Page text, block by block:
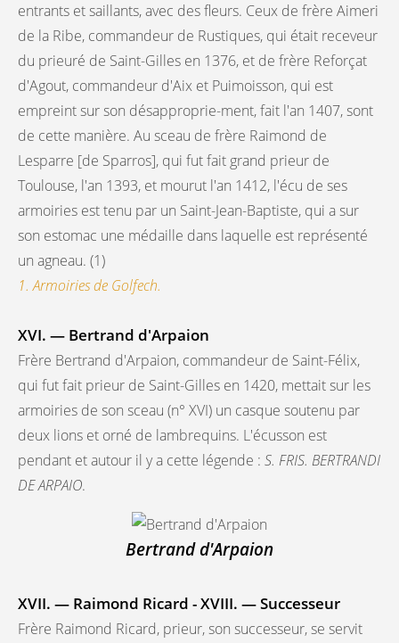
entrants et saillants, avec des fleurs. Ceux de frère Aimeri
de la Ribe, commandeur de Rustiques, qui était receveur
du prieuré de Saint-Gilles en 1376, et de frère Reforçat
d'Agout, commandeur d'Aix et Puimoisson, qui est
empreint sur son désapproprie-ment, fait l'an 1407, sont
de cette manière. Au sceau de frère Raimond de
Lesparre [de Sparros], qui fut fait grand prieur de
Toulouse, l'an 1393, et mourut l'an 1412, l'écu de ses
armoiries est tenu par un Saint-Jean-Baptiste, qui a sur
son estomac une médaille dans laquelle est représenté
un agneau. (1)
1. Armoiries de Golfech.
XVI. — Bertrand d'Arpaion
Frère Bertrand d'Arpaion, commandeur de Saint-Félix,
qui fut fait prieur de Saint-Gilles en 1420, mettait sur les
armoiries de son sceau (n° XVI) un casque soutenu par
deux lions et orné de lambrequins. L'écusson est
pendant et autour il y a cette légende : S. FRIS. BERTRANDI
DE ARPAIO.
Bertrand d'Arpaion
XVII. — Raimond Ricard - XVIII. — Successeur
Frère Raimond Ricard, prieur, son successeur, se servit